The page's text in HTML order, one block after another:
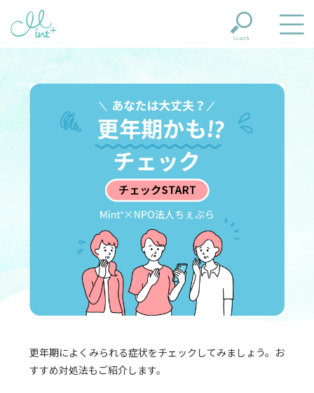
Search
更年期によくみられる症状をチェックしてみましょう。お
すすめ対処法もご紹介します。